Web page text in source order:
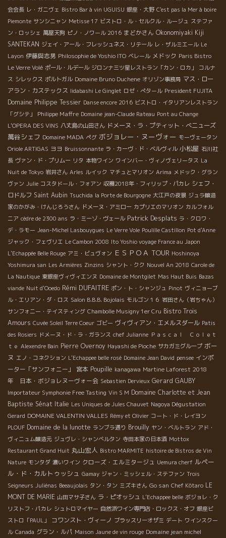
会会長 レ・ガニヴェ Bistro Bar à vin UGUISU 銀座・大野 C'est pas la Mer à boire
Piemonte サンシニャン Metisse 17 ビストロ・ル・セルクル・ルージュ ステファ
ン・ロッシェ 萬屋天狗 ピノ・ノワール 2016 まどかさん Okonomiyaki Kiji
SANTEKAN ジェイ・アール・フレッシュネス・リテール レ・ザルミエール Le
Layon 伊藤與志男 Philosophie de Yoshio ITO ベレール メドック Paris Bistro
Le Verre Volé ポール・ルデール ジロンナ三ツ星レストラン「カン・ロカ」
コルナ
ス シレックス ポルトガル Domaine Bruno Duchene オリゾン事務局 マス・ロー
アラン・カステックス Iidabashi Le Ginglet ロゼ・ぺタール President FUJITA
Domaine Philippe Tessier Danse encore 2016 ビストロ・イタリアンレストラン
「グシテ」
Philippe Maffre Domaine jean-Claude Rateau Pont au Change
L'OPERA DES VINS 八丈島の山田さん ドメーヌ・ラ・プティット・べニューズ
萬谷シェフ Domaine MADA ペグ ボジョレー・ヌーヴォー モーヴェータン
Oriole ARTIGAS ヨヨ Bruissonnante ラ・カーヴ・ド・ベルヴィル 小松屋 石川社
長 ヴァン・ド・プリムー リタ 本物ワイン ワインバー・ヴィノヴェリータス La
Nuit de Tokyo 岩井さん Arles ルイック マチュとマリオン Arima メドック・グラン
ヴァン Julie コスタドール・フォアン 収穫2018年・フィリップ・パカレ シェフ・
ロドルフ Saint Aubin Tsuchida la Porte de Bourgogne 大江戸の夜景 ジュラ醸造
家のかがみ・けんじろうさん ドメーヌ・アミロー カプリエのマリオン カルフォル
ニア cèdre de 2300 ans ラ・ミーゾ・ヴェール Patrick Desplats ラ・クロワ・
デ・ラモー Jean-Michel Lasbouygues Le Verre Vole Poulille Castillon Pot d'Anne
ジャック・フェヴリエ Le Cambon 2008 Ito Yoshio voyage France au Japon
L'Echappée Belle Rouge アミ・ビュヴォン ＥＳＰＯＡ TOUR Hoshinoya
Yoshimura san Les Armières Zinzins シャント・クク Nouvel An 2018 Carole de
La Nautique 東銀座ヴィヴィエンヌ Domaine de Montgilet Mas Haut Buis Bazas
viande Nuit d'Ooedo Rémi DUFAITRE ポン・ト・シャンジュ Pinot ヴィニョーブ
ル・エリアン・ダ・ロス Salon B.B.B. Bojolais モルゴン１６ 岩田さん（岩ちゃん）
サンフォニー・テイスティング Chambolle Musigny 1er Cru Bistro Trois
Amours Cuvée Soleil Terre Coeur ゴビー ヴィヴィアン・エメルスダール Patis
des Rosiers ドメーヌ・ド・ラ・ガランス chef Julianne Ｐａｓｃａｌ Ｃｏｌｅｔ
ｔｅ Alexendre Bain Pierre Overnoy Hayashi de Pioche サカガミグループ ボー
ヌ エノ・コネクション L'Echappee belle rosé Domaine Jean David pensee インポ
ーター「サンフォニー」
宮本 Poupille kanagawa Martine Laforest 2018
年 日本・ボジョレヌーヴォー会 Sebastien Dervieux Gerard GAUBY
Importateur Symphonie Free Tasting Vin S M Domaine Charlotte et Jean
Baptiste Sénat Italie Les Uniques de Jules Chauvet Nagoya Dégustation
Gerard DOMAINE VALENTIN VALLES Rémy et Olivier コート・ド・レイヨン
PLOUF Domaine de la lunotte ランブラ通り Brouilly ヤン・ベルトラン アド・
ヴィニュム醸造元 ジュヴレ・シャンべルタン 寺田本家の日本酒 Mottox
Restaurant Grand Huit 丸山宏人 Bistro MARMITE histoire de Bistros de Vin
Nature モンタダ 濃いワイン クローズ・エルミタージュ Uemura cherf ルペー
ル・ド・カルトゥッシュ Gamay ジャン・ミッシェル・ステファン Trois
Seigneurs Juliénas Beeaujolais タン・タン ミズキさん Go san Chef Kôtaro LE
MONT DE MARIE 山田マサ子さん ラ・ピオッシュ L'Echappee belle ボジョレ・ク
リストフ・パカレ シュトロマイヤー 自然派ワイン専門店・ロックス・オフ 銀座ビ
ストロ「PAUL」
コワンスト・ヴィーノ ブラッスリーオザミ デート ワインスクー
ル Canada グラン・ルパ Maison Jaune de vin rouge Domaine jean michel